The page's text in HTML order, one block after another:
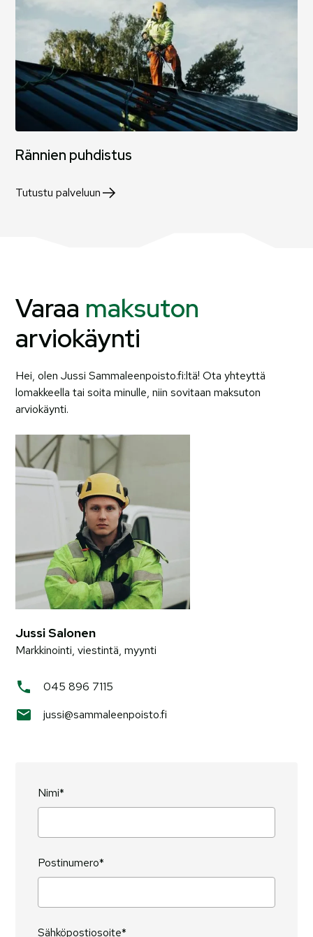
Rännien puhdistus
Tutustu palveluun
Varaa maksuton
arviokäynti
Hei, olen Jussi Sammaleenpoisto.fi:ltä! Ota yhteyttä
lomakkeella tai soita minulle, niin sovitaan maksuton
arviokäynti.
Jussi Salonen
Markkinointi, viestintä, myynti
045 896 7115
jussi@sammaleenpoisto.fi
Nimi*
Postinumero*
Sähköpostiosoite*